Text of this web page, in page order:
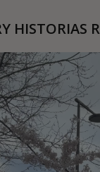
HISTORIAS